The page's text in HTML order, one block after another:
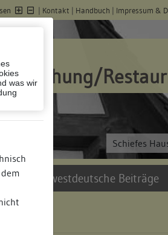
was wir
| Kontakt | Handbuch | Impressum &
Schiefes
Südwestdeutsche Beiträge